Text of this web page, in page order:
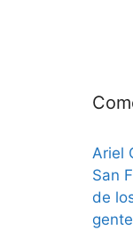
Ariel
San
de